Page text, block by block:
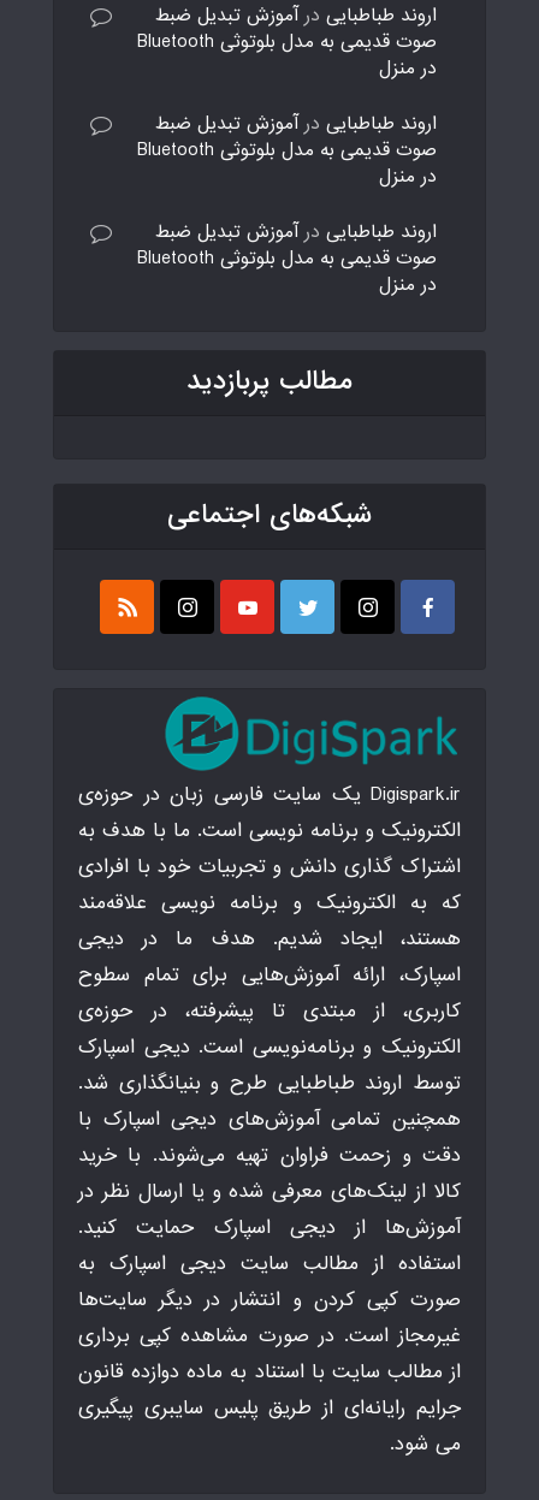
اروند طباطبایی درآموزش تبدیل ضبط
صوت قدیمی به مدل بلوتوثی Bluetooth
در منزل
اروند طباطبایی درآموزش تبدیل ضبط
صوت قدیمی به مدل بلوتوثی Bluetooth
در منزل
اروند طباطبایی درآموزش تبدیل ضبط
صوت قدیمی به مدل بلوتوثی Bluetooth
در منزل
مطالب پربازدید
شبکه‌های اجتماعی
Digispark.ir یک سایت فارسی زبان در حوزه‌ی
الکترونیک و برنامه نویسی است. ما با هدف به
اشتراک گذاری دانش و تجربیات خود با افرادی
که به الکترونیک و برنامه نویسی علاقه‌مند
هستند، ایجاد شدیم. هدف ما در دیجی
اسپارک، ارائه آموزش‌هایی برای تمام سطوح
کاربری، از مبتدی تا پیشرفته، در حوزه‌ی
الکترونیک و برنامه‌نویسی است. دیجی اسپارک
توسط اروند طباطبایی طرح و بنیانگذاری شد.
همچنین تمامی آموزش‌های دیجی اسپارک با
دقت و زحمت فراوان تهیه می‌شوند. با خرید
کالا از لینک‌های معرفی شده و یا ارسال نظر در
آموزش‌ها از دیجی اسپارک حمایت کنید.
استفاده از مطالب سایت دیجی اسپارک به
صورت کپی کردن و انتشار در دیگر سایت‌ها
غیرمجاز است. در صورت مشاهده کپی برداری
از مطالب سایت با استناد به ماده دوازده قانون
جرایم رایانه‌ای از طریق پلیس سایبری پیگیری
می شود.